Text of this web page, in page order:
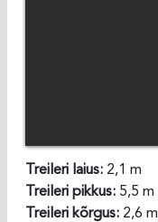
Treileri laius: 2,1 m
Treileri pikkus: 5,5 m
Treileri kõrgus: 2,6 m